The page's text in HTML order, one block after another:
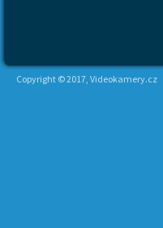
Copyright © 2017, Videokamery.cz